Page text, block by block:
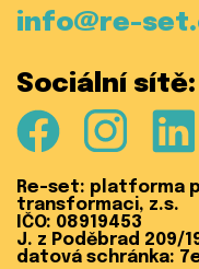
info@re-
Sociální sítě:
Facebook
Re-set: platforma
transformaci, z.s.
IČO: 08919453
J. z Poděbrad 209/
datová schránka: